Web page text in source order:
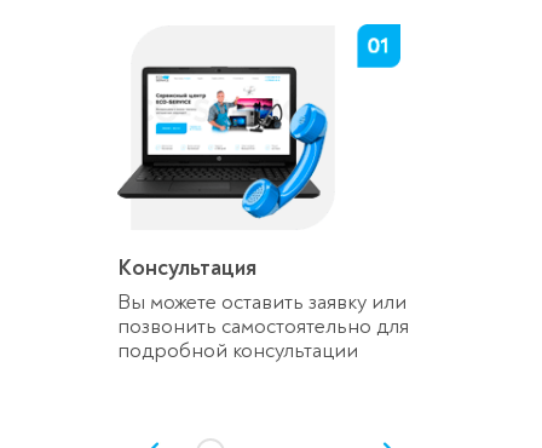
Консультация
Вы можете оставить заявку или
позвонить самостоятельно для
подробной консультации